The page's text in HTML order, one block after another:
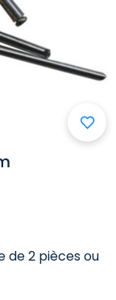
de 2 pièces ou